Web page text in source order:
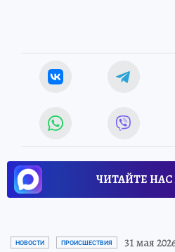
ЧИТАЙТЕ НАС
НОВОСТИ ПРОИСШЕСТВИЯ 31 мая